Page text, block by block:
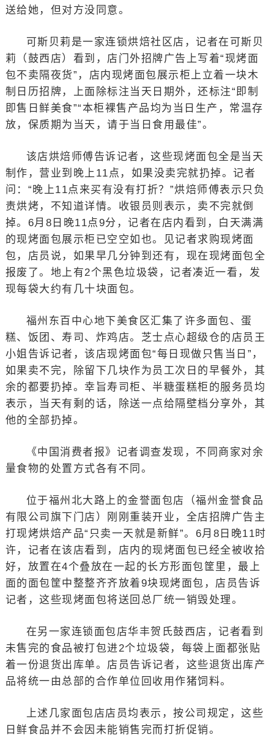
送给她，但对方没同意。
可斯贝莉是一家连锁烘焙社区店，记者在可斯贝
莉（鼓西店）看到，店门外招牌广告上写着“现烤面
包不卖隔夜货”，店内现烤面包展示柜上立着一块木
制日历招牌，上面除标注当天日期外，还标注“即制
即售日鲜美食”“本柜裸售产品均为当日生产，常温存
放，保质期为当天，请于当日食用最佳”。
该店烘焙师傅告诉记者，这些现烤面包全是当天
制作，营业到晚上11点，如果没卖完就扔掉。记者
问：“晚上11点来买有没有打折？”烘焙师傅表示只负
责烘烤，不知道详情。收银员则表示，卖不完就倒
掉。6月8日晚11点9分，记者在店内看到，白天满满
的现烤面包展示柜已空空如也。见记者求购现烤面
包，店员说，如果早几分钟到还有，现在现烤面包全
报废了。地上有2个黑色垃圾袋，记者凑近一看，发
现每袋大约有几十块面包。
福州东百中心地下美食区汇集了许多面包、蛋
糕、饭团、寿司、炸鸡店。芝士点心超级仓的店员王
小姐告诉记者，该店现烤面包“每日现做只售当日”，
如果卖不完，除留下几块作为员工次日的早餐外，其
余的都要扔掉。幸旨寿司柜、半糖蛋糕柜的服务员均
表示，当天有剩的话，除送一点给隔壁档分享外，其
他的全部扔掉。
《中国消费者报》记者调查发现，不同商家对余
量食物的处置方式各有不同。
位于福州北大路上的金誉面包店（福州金誉食品
有限公司旗下门店）刚刚重装开业，全店招牌广告主
打现烤烘焙产品“只卖一天就是新鲜”。6月8日晚11时
许，记者在该店看到，店内的现烤面包已经全被收拾
好，放置在4个叠放在一起的长方形面包筐里，最上
面的面包筐中整整齐齐放着9块现烤面包，店员告诉
记者，这些现烤面包将送回总厂统一销毁处理。
在另一家连锁面包店华丰贺氏鼓西店，记者看到
未售完的食品被打包进2个垃圾袋，每袋上面都张贴
着一份退货出库单。店员告诉记者，这些退货出库产
品将统一由总部的合作单位回收用作猪饲料。
上述几家面包店店员均表示，按公司规定，这些
日鲜食品并不会因未能销售完而打折促销。